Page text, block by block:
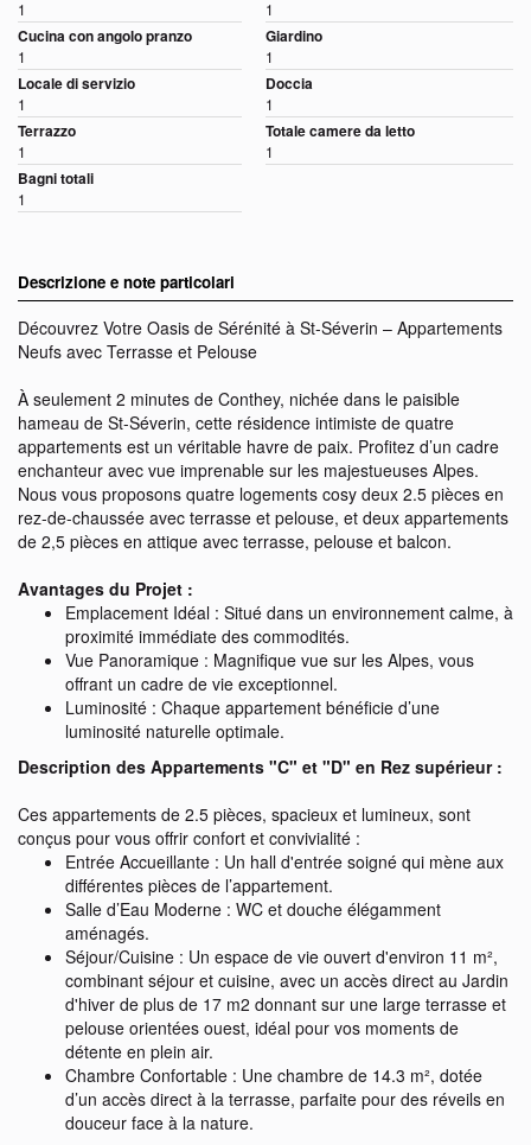
1 1
Cucina con angolo pranzo
1
Giardino
1
Locale di servizio
1
Doccia
1
Terrazzo
1
Totale camere da letto
1
Bagni totali
1
Descrizione e note particolari
Découvrez Votre Oasis de Sérénité à St-Séverin – Appartements
Neufs avec Terrasse et Pelouse
À seulement 2 minutes de Conthey, nichée dans le paisible
hameau de St-Séverin, cette résidence intimiste de quatre
appartements est un véritable havre de paix. Profitez d’un cadre
enchanteur avec vue imprenable sur les majestueuses Alpes.
Nous vous proposons quatre logements cosy deux 2.5 pièces en
rez-de-chaussée avec terrasse et pelouse, et deux appartements
de 2,5 pièces en attique avec terrasse, pelouse et balcon.
Avantages du Projet :
Emplacement Idéal : Situé dans un environnement calme, à
proximité immédiate des commodités.
Vue Panoramique : Magnifique vue sur les Alpes, vous
offrant un cadre de vie exceptionnel.
Luminosité : Chaque appartement bénéficie d’une
luminosité naturelle optimale.
Description des Appartements "C" et "D" en Rez supérieur :
Ces appartements de 2.5 pièces, spacieux et lumineux, sont
conçus pour vous offrir confort et convivialité :
Entrée Accueillante : Un hall d'entrée soigné qui mène aux
différentes pièces de l’appartement.
Salle d’Eau Moderne : WC et douche élégamment
aménagés.
Séjour/Cuisine : Un espace de vie ouvert d'environ 11 m²,
combinant séjour et cuisine, avec un accès direct au Jardin
d'hiver de plus de 17 m2 donnant sur une large terrasse et
pelouse orientées ouest, idéal pour vos moments de
détente en plein air.
Chambre Confortable : Une chambre de 14.3 m², dotée
d’un accès direct à la terrasse, parfaite pour des réveils en
douceur face à la nature.